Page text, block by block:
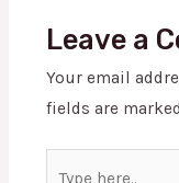
Leave a
Your email
fields are marked